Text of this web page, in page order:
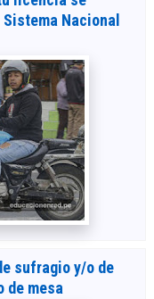
Nacional
sufragio y/o de
de mesa